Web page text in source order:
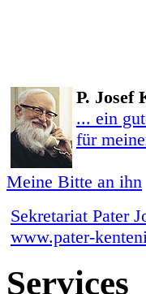
P. Josef
... ein
für
Meine Bitte an ihn
Sekretariat Pater
www.pater-
Services